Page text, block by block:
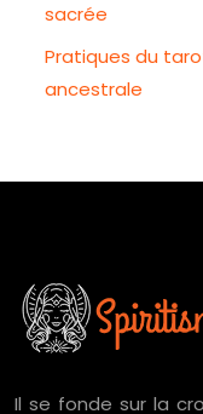
sacrée
Pratiques du
ancestrale
Il se fonde sur la